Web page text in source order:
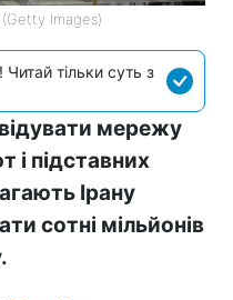
Images)
тільки суть з
мережу
і підставних
Ірану
сотні мільйонів